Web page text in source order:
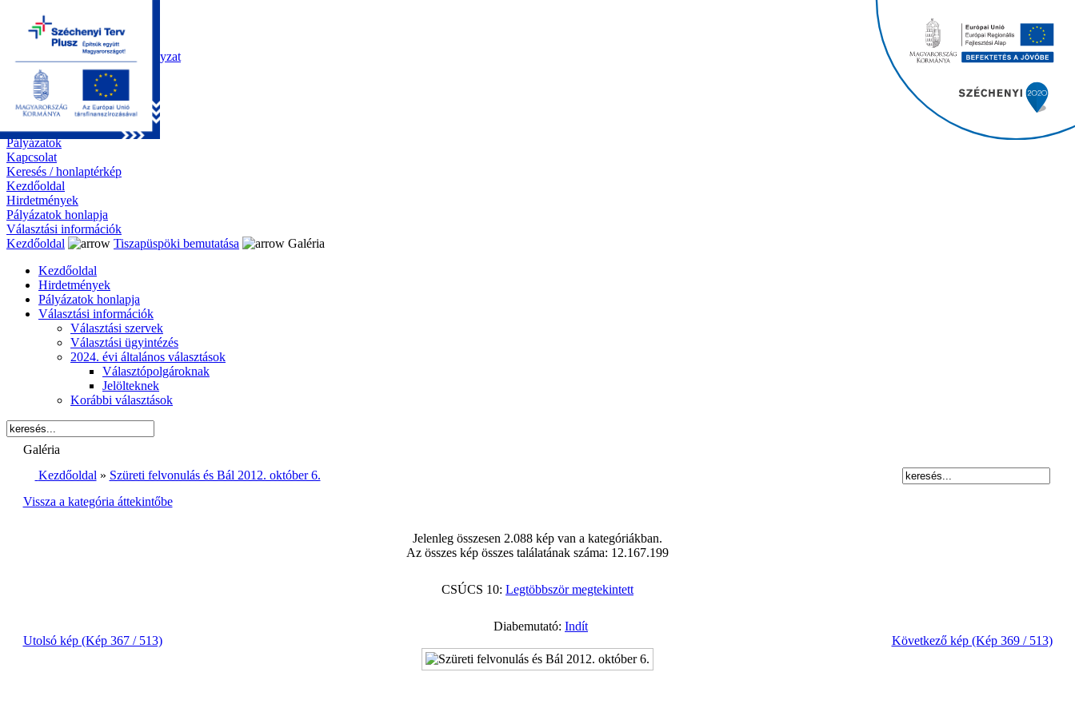
Kezdőoldal
Önkormányzat
Polgármesteri Hivatal
Roma Nemzetiségi Önkormányzat
Elektronikus ügyintézés
Közérdekű információk
Tiszapüspöki bemutatása
Galéria
Díjazottaink
Pályázatok
Kapcsolat
Keresés / honlaptérkép
Kezdőoldal
Hirdetmények
Pályázatok honlapja
Választási információk
Kezdőoldal
Tiszapüspöki bemutatása
Galéria
Kezdőoldal
Hirdetmények
Pályázatok honlapja
Választási információk
Választási szervek
Választási ügyintézés
2024. évi általános választások
Választópolgároknak
Jelölteknek
Korábbi választások
Galéria
Kezdőoldal » Szüreti felvonulás és Bál 2012. október 6.
Vissza a kategória áttekintőbe
Jelenleg összesen 2.088 kép van a kategóriákban.
Az összes kép összes találatának száma: 12.167.199
CSÚCS 10: Legtöbbször megtekintett
Diabemutató: Indít
Utolsó kép (Kép 367 / 513)
Következő kép (Kép 369 / 513)